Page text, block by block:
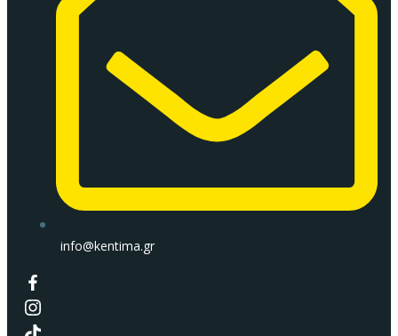
info@kentima.gr